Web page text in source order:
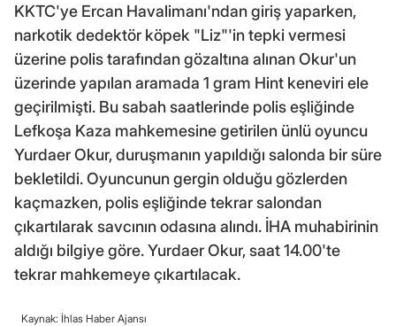
KKTC'ye Ercan Havalimanı'ndan giriş yaparken,
narkotik dedektör köpek "Liz"'in tepki vermesi
üzerine polis tarafından gözaltına alınan Okur'un
üzerinde yapılan aramada 1 gram Hint keneviri ele
geçirilmişti. Bu sabah saatlerinde polis eşliğinde
Lefkoşa Kaza mahkemesine getirilen ünlü oyuncu
Yurdaer Okur, duruşmanın yapıldığı salonda bir süre
bekletildi. Oyuncunun gergin olduğu gözlerden
kaçmazken, polis eşliğinde tekrar salondan
çıkartılarak savcının odasına alındı. İHA muhabirinin
aldığı bilgiye göre. Yurdaer Okur, saat 14.00'te
tekrar mahkemeye çıkartılacak.
Kaynak: İhlas Haber Ajansı